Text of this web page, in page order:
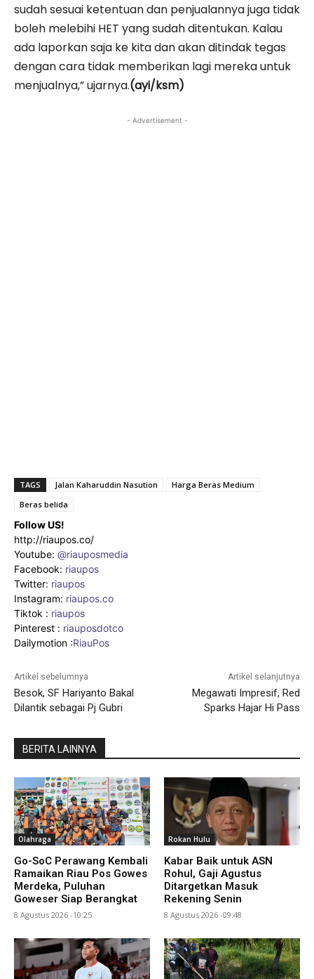
sudah sesuai ketentuan dan penjualannya juga tidak
boleh melebihi HET yang sudah ditentukan. Kalau
ada laporkan saja ke kita dan akan ditindak tegas
dengan cara tidak memberikan lagi mereka untuk
menjualnya,” ujarnya.(ayi/ksm)
- Advertisement -
TAGS Jalan Kaharuddin Nasution
Harga Beras Medium
Beras belida
Follow US!
http://riaupos.co/
Youtube: @riauposmedia
Facebook: riaupos
Twitter: riaupos
Instagram: riaupos.co
Tiktok : riaupos
Pinterest : riauposdotco
Dailymotion :RiauPos
Artikel sebelumnya
Besok, SF Hariyanto Bakal
Dilantik sebagai Pj Gubri
Artikel selanjutnya
Megawati Impresif, Red
Sparks Hajar Hi Pass
BERITA LAINNYA
Olahraga
Go-SoC Perawang Kembali
Ramaikan Riau Pos Gowes
Merdeka, Puluhan
Goweser Siap Berangkat
8 Agustus 2026 -10:25
Rokan Hulu
Kabar Baik untuk ASN
Rohul, Gaji Agustus
Ditargetkan Masuk
Rekening Senin
8 Agustus 2026 -09:48